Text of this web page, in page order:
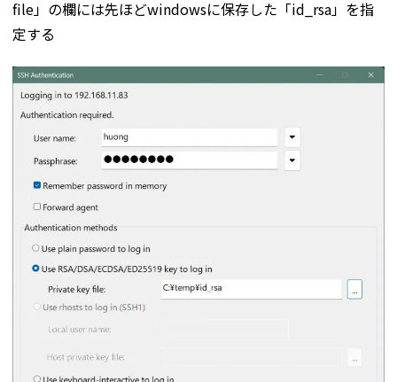
file」の欄には先ほどwindowsに保存した「id_rsa」を指
定する